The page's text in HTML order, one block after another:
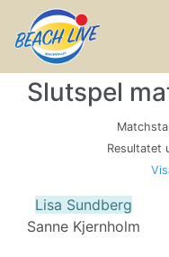
Slutspel
Resultatet
Lisa Sundberg
Sanne Kjernholm